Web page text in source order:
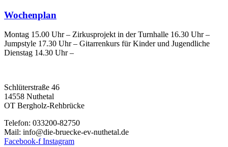
Wochenplan
Montag 15.00 Uhr – Zirkusprojekt in der Turnhalle 16.30 Uhr –
Jumpstyle 17.30 Uhr – Gitarrenkurs für Kinder und Jugendliche
Dienstag 14.30 Uhr –
Schlüterstraße 46
14558 Nuthetal
OT Bergholz-Rehbrücke
Telefon: 033200-82750
Mail: info@die-bruecke-ev-nuthetal.de
Facebook-f Instagram